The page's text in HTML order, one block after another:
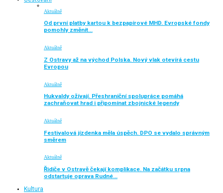
Aktuálně
Od první platby kartou k bezpapírové MHD. Evropské fondy
pomohly změnit…
Aktuálně
Z Ostravy až na východ Polska. Nový vlak otevírá cestu
Evropou
Aktuálně
Hukvaldy ožívají. Přeshraniční spolupráce pomáhá
zachraňovat hrad i připomínat zbojnické legendy
Aktuálně
Festivalová jízdenka měla úspěch. DPO se vydalo správným
směrem
Aktuálně
Řidiče v Ostravě čekají komplikace. Na začátku srpna
odstartuje oprava Rudné…
Kultura